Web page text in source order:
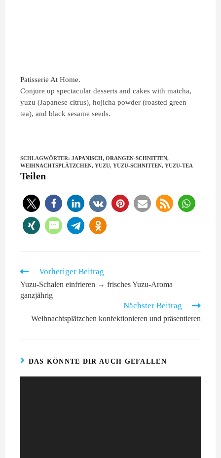
Patisserie At Home.
Conjure up spectacular desserts and cakes with matcha,
yuzu (Japanese citrus), hojicha powder (roasted green
tea), and black sesame seeds.
SCHLAGWÖRTER:JAPANISCH, ORANGEN-SCHNITTEN,
WEIHNACHTSPLÄTZCHEN, YUZU, YUZU-SCHNITTEN, YUZU-TEA
Teilen
1
Vorheriger Beitrag
Yuzu-Schalen einfrieren → frisches Yuzu-Aroma
ganzjährig
Nächster Beitrag
Weihnachtsplätzchen konfektionieren und präsentieren
DAS KÖNNTE DIR AUCH GEFALLEN